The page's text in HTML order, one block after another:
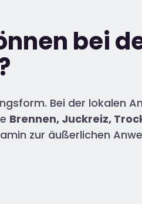
bei
Bei der lokalen
Brennen, Juckreiz,
zur äußerlichen